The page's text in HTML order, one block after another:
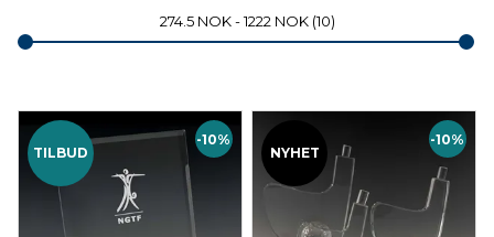
Velg sportsgren
274.5 NOK 1222 NOK 10
TILBUD
-10%
NYHET
-10%